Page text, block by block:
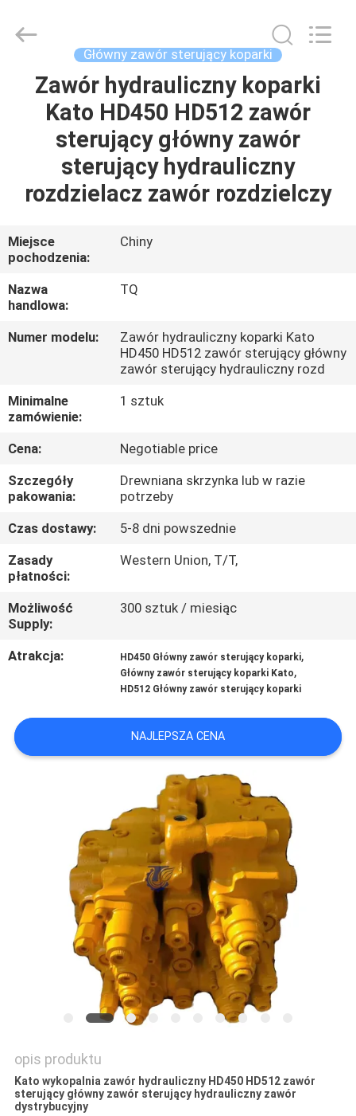
DOM
PRODUKTY
FILMY
POKAZ
VR
O
NAS
WYCIECZKA
PO
FABRYCE
KONTROLA
JAKOŚCI
SKONTAKTUJ
SIĘ
Z
NAMI
WSZYSTKIE
POPROSIĆ
WYCENĘ
SITEMAP
POLITYKA
PRYWATNOŚCI
Machinery
Główny zawór sterujący koparki
Zawór hydrauliczny koparki
Kato HD450 HD512 zawór
sterujący główny zawór
sterujący hydrauliczny
rozdzielacz zawór rozdzielczy
Miejsce
pochodzenia:
Chiny
Nazwa
handlowa:
TQ
Numer modelu:
Zawór hydrauliczny koparki Kato
HD450 HD512 zawór sterujący główny
zawór sterujący hydrauliczny rozd
Minimalne
zamówienie:
1 sztuk
Cena:
Negotiable price
Szczegóły
pakowania:
Drewniana skrzynka lub w razie
potrzeby
Czas dostawy:
5-8 dni powszednie
Zasady
płatności:
Western Union, T/T,
Możliwość
Supply:
300 sztuk / miesiąc
Atrakcja: HD450 Główny zawór sterujący koparki,
Główny zawór sterujący koparki Kato,
HD512 Główny zawór sterujący koparki
NAJLEPSZA CENA
opis produktu
Kato wykopalnia zawór hydrauliczny HD450 HD512 zawór
sterujący główny zawór sterujący hydrauliczny zawór
dystrybucyjny